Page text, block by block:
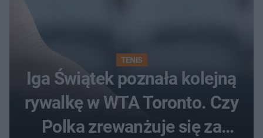
TENIS
Iga Świątek poznała kolejną
rywalkę w WTA Toronto. Czy
Polka zrewanżuje się za